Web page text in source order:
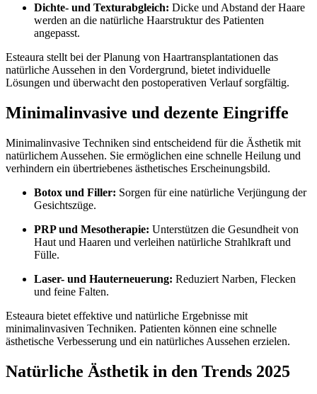
Dichte- und Texturabgleich: Dicke und Abstand der Haare
werden an die natürliche Haarstruktur des Patienten
angepasst.
Esteaura stellt bei der Planung von Haartransplantationen das
natürliche Aussehen in den Vordergrund, bietet individuelle
Lösungen und überwacht den postoperativen Verlauf sorgfältig.
Minimalinvasive und dezente Eingriffe
Minimalinvasive Techniken sind entscheidend für die Ästhetik mit
natürlichem Aussehen. Sie ermöglichen eine schnelle Heilung und
verhindern ein übertriebenes ästhetisches Erscheinungsbild.
Botox und Filler: Sorgen für eine natürliche Verjüngung der
Gesichtszüge.
PRP und Mesotherapie: Unterstützen die Gesundheit von
Haut und Haaren und verleihen natürliche Strahlkraft und
Fülle.
Laser- und Hauterneuerung: Reduziert Narben, Flecken
und feine Falten.
Esteaura bietet effektive und natürliche Ergebnisse mit
minimalinvasiven Techniken. Patienten können eine schnelle
ästhetische Verbesserung und ein natürliches Aussehen erzielen.
Natürliche Ästhetik in den Trends 2025